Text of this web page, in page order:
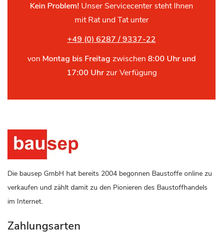
Kein Problem! Unser Servicecenter steht Ihnen
mit Rat und Tat unter
+49 (0) 6287 / 9337-22
von Montag bis Freitag zwischen 8:00 Uhr und
17:00 Uhrzur Verfügung
Die bausep GmbH hat bereits 2004 begonnen Baustoffe online zu
verkaufen und zählt damit zu den Pionieren des Baustoffhandels
im Internet.
Zahlungsarten